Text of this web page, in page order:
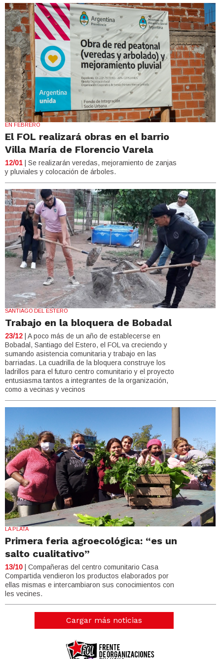
EN FEBRERO
El FOL realizará obras en el barrio
Villa María de Florencio Varela
12/01 | Se realizarán veredas, mejoramiento de zanjas
y pluviales y colocación de árboles.
SANTIAGO DEL ESTERO
Trabajo en la bloquera de Bobadal
23/12 | A poco más de un año de establecerse en
Bobadal, Santiago del Estero, el FOL va creciendo y
sumando asistencia comunitaria y trabajo en las
barriadas. La cuadrilla de la bloquera construye los
ladrillos para el futuro centro comunitario y el proyecto
entusiasma tantos a integrantes de la organización,
como a vecinas y vecinos
LA PLATA
Primera feria agroecológica: “es un
salto cualitativo”
13/10 | Compañeras del centro comunitario Casa
Compartida vendieron los productos elaborados por
ellas mismas e intercambiaron sus conocimientos con
les vecines.
Cargar más noticias